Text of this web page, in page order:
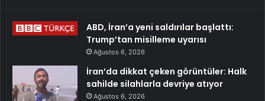
ABD, İran’a yeni saldırılar başlattı:
Trump’tan misilleme uyarısı
Ağustos 6, 2026
İran’da dikkat çeken görüntüler: Halk
sahilde silahlarla devriye atıyor
Ağustos 6, 2026